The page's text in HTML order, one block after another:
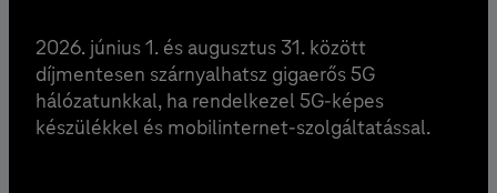
2026. június 1. és augusztus 31. között
díjmentesen szárnyalhatsz gigaerős 5G
hálózatunkkal, ha rendelkezel 5G-képes
készülékkel és mobilinternet-szolgáltatással.